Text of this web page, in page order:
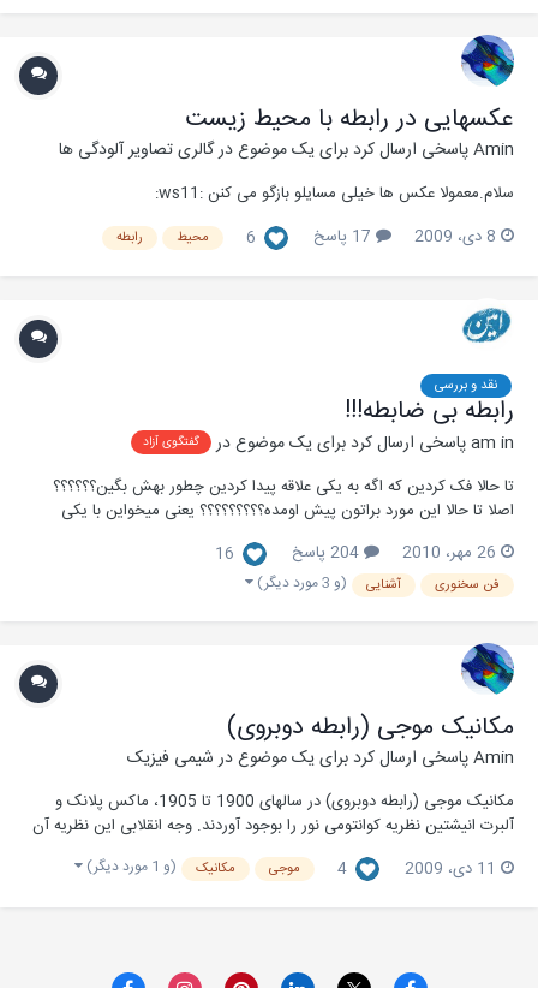
عکسهایی در رابطه با محیط زیست
Aminپاسخی ارسال کرد برای یک موضوع درگالری تصاویر آلودگی ها
سلام.معمولا عکس ها خیلی مسایلو بازگو می کنن :ws11:
8 دی، 2009
17 پاسخ 6 محیط رابطه
نقد و بررسی
رابطه بی ضابطه!!!
am inپاسخی ارسال کرد برای یک موضوع در گفتگوی آزاد
تا حالا فک کردین که اگه به یکی علاقه پیدا کردین چطور بهش بگین؟؟؟؟؟؟
اصلا تا حالا این مورد براتون پیش اومده؟؟؟؟؟؟؟؟؟ یعنی میخواین با یکی
کنین؟؟؟؟؟؟ مثلا میخواین تو روز اول دانشگاتون، مدرستون، کارتون با اون
آدمی که بغلتون نش...
26 مهر، 2010 204 پاسخ 16
فن سخنوری آشنایی (و 3 مورد دیگر)
مکانیک موجی (رابطه دوبروی)
Aminپاسخی ارسال کرد برای یک موضوع درشیمی فیزیک
مکانیک موجی (رابطه دوبروی) در سالهای 1900 تا 1905، ماکس پلانک و
آلبرت انیشتین نظریه کوانتومی نور را بوجود آوردند. وجه انقلابی این نظریه آن
نشر می‌شود پیش از آن، خواص نور براساس آنکه نور متشکل از امواج انرژی
11 دی، 2009 4 موجی مکانیک (و 1 مورد دیگر)